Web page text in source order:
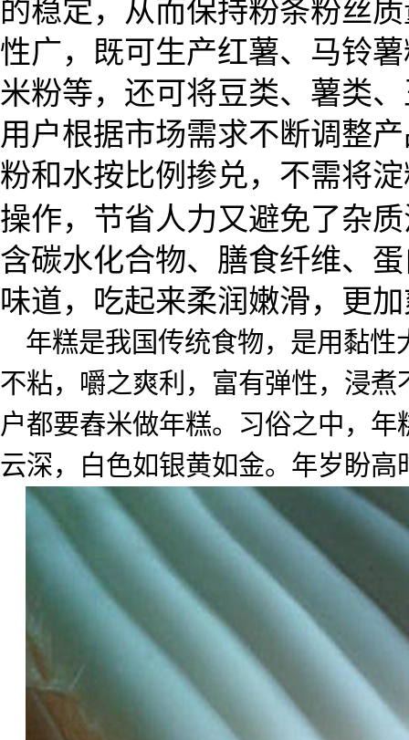
的稳定，从而保持粉条粉丝
性广，既可生产红薯、马铃
米粉等，还可将豆类、薯类
用户根据市场需求不断调整
粉和水按比例掺兑，不需将
操作，节省人力又避免了杂
含碳水化合物、膳食纤维、
味道，吃起来柔润嫩滑，更
年糕是我国传统食物，是用黏
不粘，嚼之爽利，富有弹性，浸
户都要舂米做年糕。习俗之中，年
云深，白色如银黄如金。年岁盼